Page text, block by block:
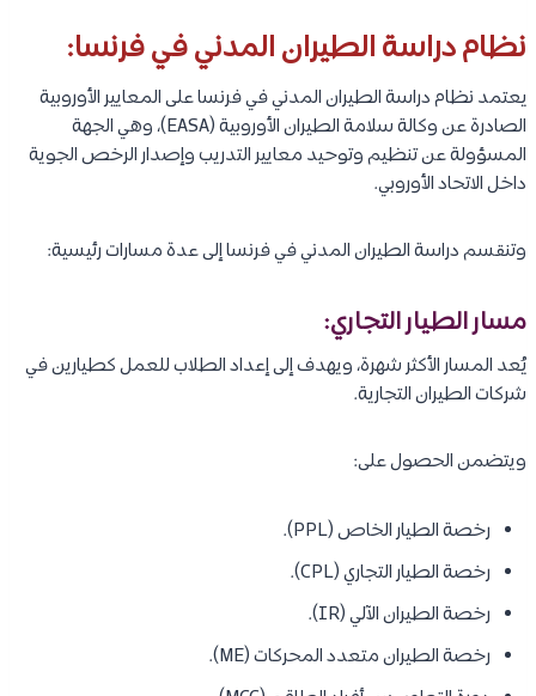
نظام دراسة الطيران المدني في فرنسا:
يعتمد نظام دراسة الطيران المدني في فرنسا على المعايير الأوروبية
الصادرة عن وكالة سلامة الطيران الأوروبية (EASA)، وهي الجهة
المسؤولة عن تنظيم وتوحيد معايير التدريب وإصدار الرخص الجوية
داخل الاتحاد الأوروبي.
وتنقسم دراسة الطيران المدني في فرنسا إلى عدة مسارات رئيسية:
مسار الطيار التجاري:
يُعد المسار الأكثر شهرة، ويهدف إلى إعداد الطلاب للعمل كطيارين في
شركات الطيران التجارية.
ويتضمن الحصول على:
رخصة الطيار الخاص (PPL).
رخصة الطيار التجاري (CPL).
رخصة الطيران الآلي (IR).
رخصة الطيران متعدد المحركات (ME).